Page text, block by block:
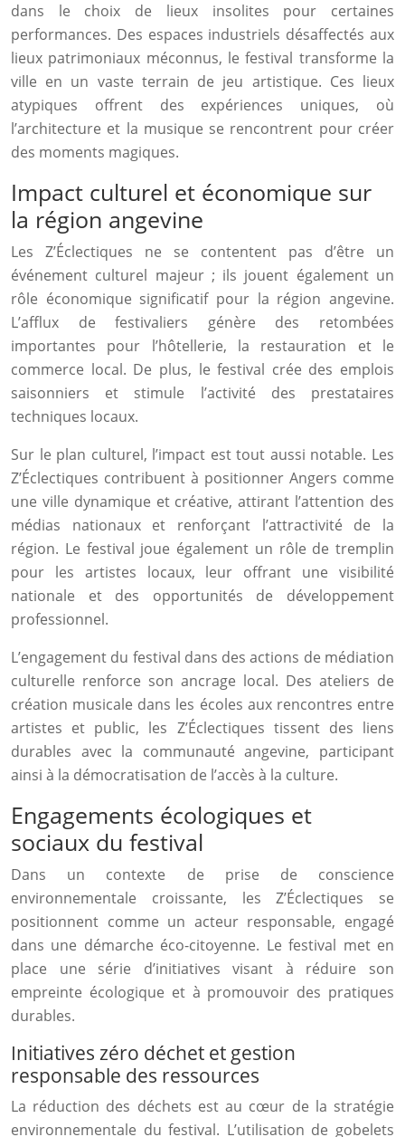
dans le choix de lieux insolites pour certaines
performances. Des espaces industriels désaffectés aux
lieux patrimoniaux méconnus, le festival transforme la
ville en un vaste terrain de jeu artistique. Ces lieux
atypiques offrent des expériences uniques, où
l’architecture et la musique se rencontrent pour créer
des moments magiques.
Impact culturel et économique sur
la région angevine
Les Z’Éclectiques ne se contentent pas d’être un
événement culturel majeur ; ils jouent également un
rôle économique significatif pour la région angevine.
L’afflux de festivaliers génère des retombées
importantes pour l’hôtellerie, la restauration et le
commerce local. De plus, le festival crée des emplois
saisonniers et stimule l’activité des prestataires
techniques locaux.
Sur le plan culturel, l’impact est tout aussi notable. Les
Z’Éclectiques contribuent à positionner Angers comme
une ville dynamique et créative, attirant l’attention des
médias nationaux et renforçant l’attractivité de la
région. Le festival joue également un rôle de tremplin
pour les artistes locaux, leur offrant une visibilité
nationale et des opportunités de développement
professionnel.
L’engagement du festival dans des actions de médiation
culturelle renforce son ancrage local. Des ateliers de
création musicale dans les écoles aux rencontres entre
artistes et public, les Z’Éclectiques tissent des liens
durables avec la communauté angevine, participant
ainsi à la démocratisation de l’accès à la culture.
Engagements écologiques et
sociaux du festival
Dans un contexte de prise de conscience
environnementale croissante, les Z’Éclectiques se
positionnent comme un acteur responsable, engagé
dans une démarche éco-citoyenne. Le festival met en
place une série d’initiatives visant à réduire son
empreinte écologique et à promouvoir des pratiques
durables.
Initiatives zéro déchet et gestion
responsable des ressources
La réduction des déchets est au cœur de la stratégie
environnementale du festival. L’utilisation de gobelets